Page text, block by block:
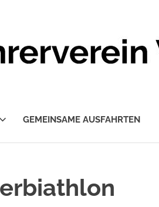
GEMEINSAME AUSFAHRTEN